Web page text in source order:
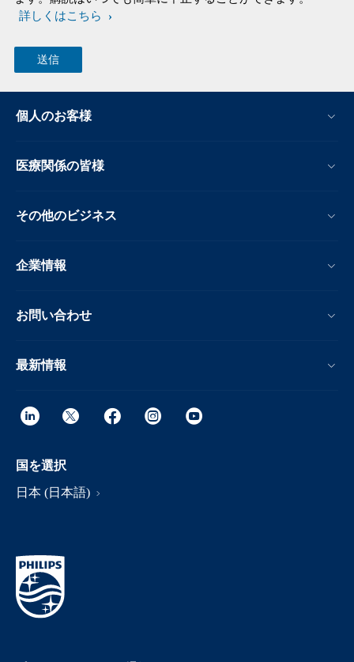
詳しくはこちら
個人のお客様
医療関係の皆様
その他のビジネス
企業情報
お問い合わせ
最新情報
国を選択
日本 (日本語)